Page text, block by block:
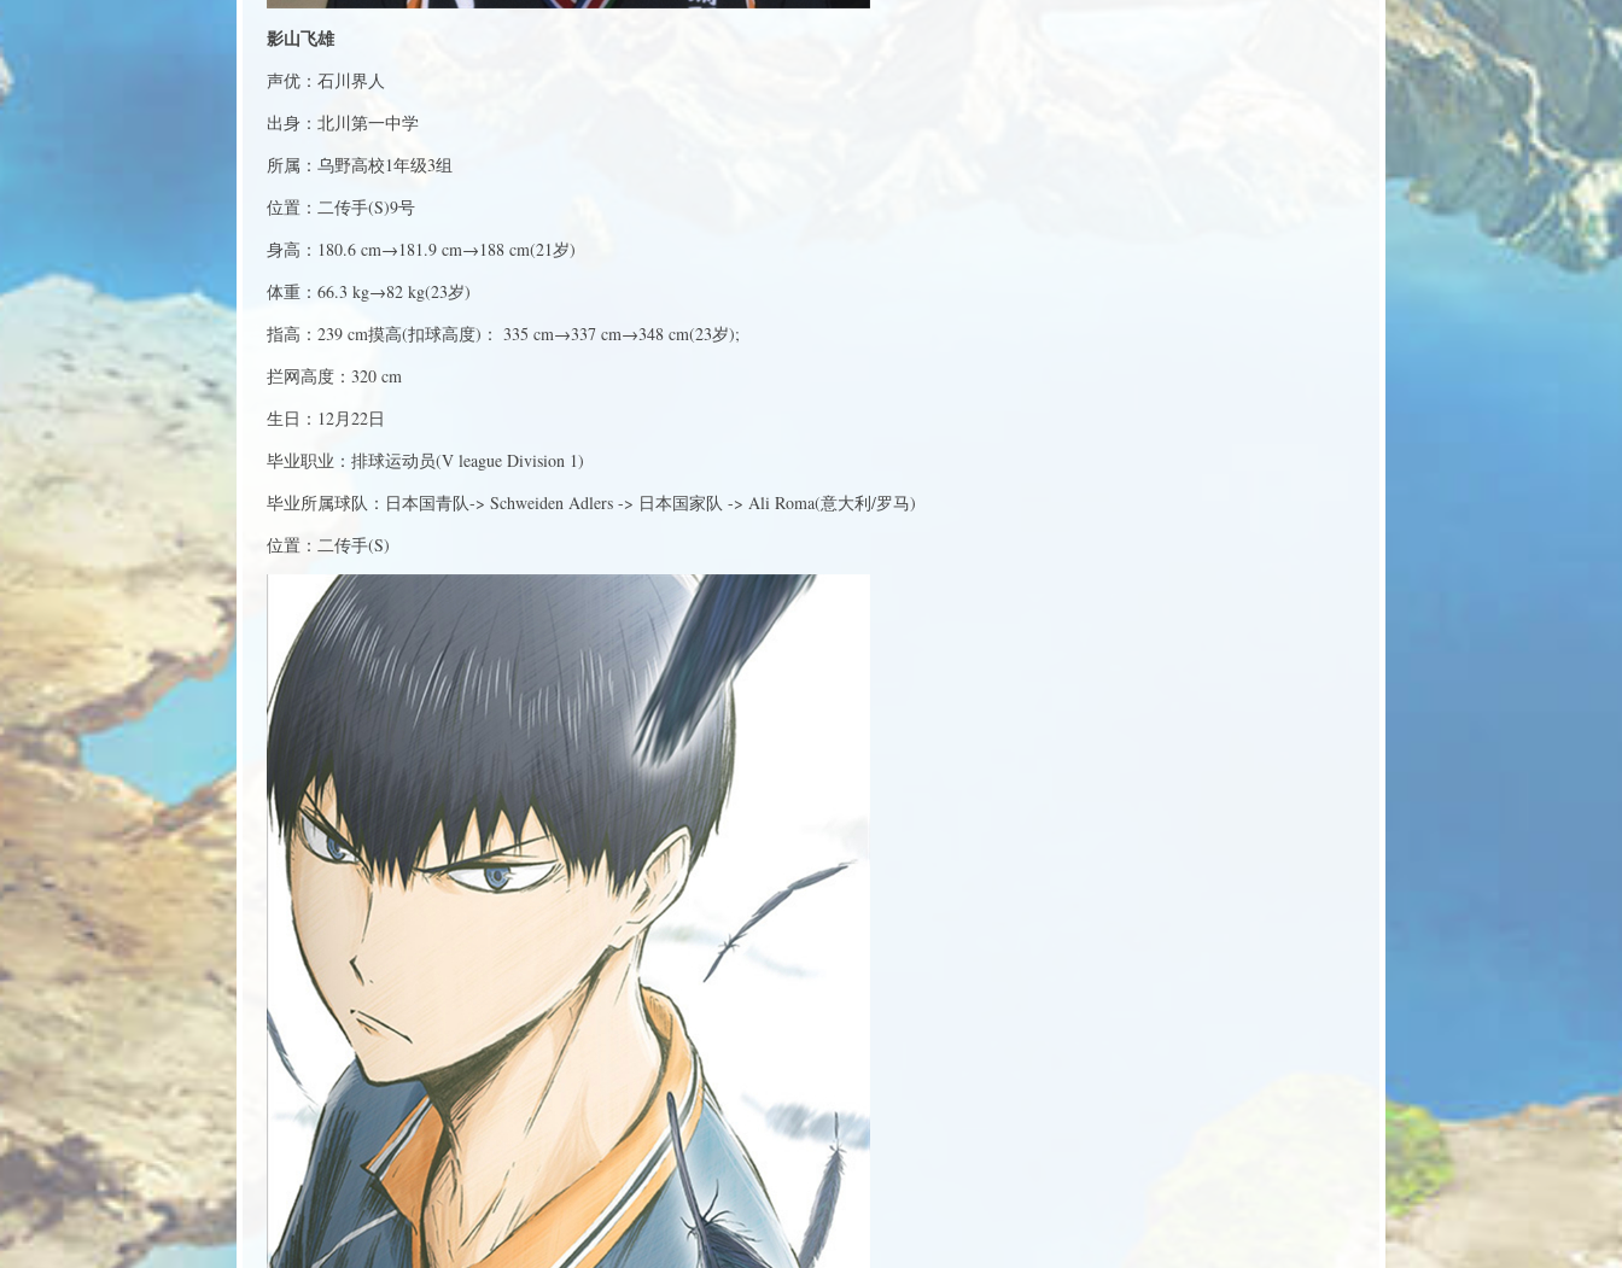
影山飞雄
声优：石川界人
出身：北川第一中学
所属：乌野高校1年级3组
位置：二传手(S)9号
身高：180.6 cm→181.9 cm→188 cm(21岁)
体重：66.3 kg→82 kg(23岁)
指高：239 cm摸高(扣球高度)： 335 cm→337 cm→348 cm(23岁);
拦网高度：320 cm
生日：12月22日
毕业职业：排球运动员(V league Division 1)
毕业所属球队：日本国青队-> Schweiden Adlers -> 日本国家队 -> Ali Roma(意大利/罗马)
位置：二传手(S)